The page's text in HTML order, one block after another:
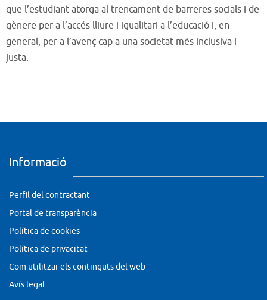
que l’estudiant atorga al trencament de barreres socials i de
gènere per a l’accés lliure i igualitari a l’educació i, en
general, per a l’avenç cap a una societat més inclusiva i
justa.
Informació
Perfil del contractant
Portal de transparència
Política de cookies
Política de privacitat
Com utilitzar els continguts del web
Avís legal